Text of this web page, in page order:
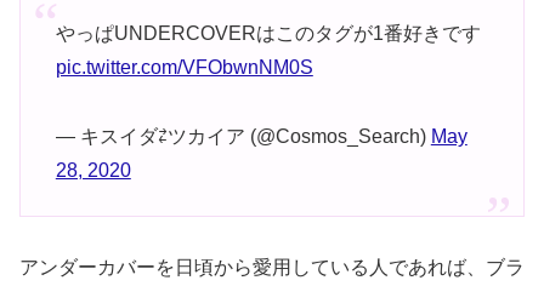
やっぱUNDERCOVERはこのタグが1番好きです
pic.twitter.com/VFObwnNM0S
— キスイダ⇄ツカイア (@Cosmos_Search) May
28, 2020
アンダーカバーを日頃から愛用している人であれば、ブラ